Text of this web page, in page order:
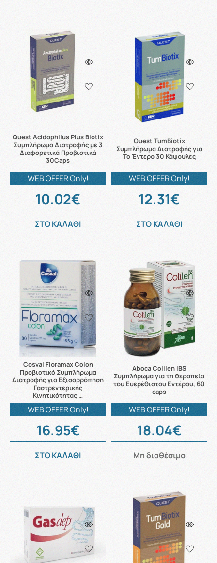
Quest Acidophilus Plus Biotix
Συμπλήρωμα Διατροφής με 3
Διαφορετικά Προβιοτικά
30Caps
WEB OFFER Only!
10.02€
ΣΤΟ ΚΑΛΑΘΙ
Quest TumBiotix
Συμπλήρωμα Διατροφής για
Το Έντερο 30 Κάψουλες
WEB OFFER Only!
12.31€
ΣΤΟ ΚΑΛΑΘΙ
Cosval Floramax Colon
Προβιοτικό Συμπλήρωμα
Διατροφής για Εξισορρόπηση
Γαστρεντερικής
Κινητικότητας …
WEB OFFER Only!
16.95€
ΣΤΟ ΚΑΛΑΘΙ
Aboca Colilen IBS
Συμπλήρωμα για τη θεραπεία
του Ευερέθιστου Εντέρου, 60
caps
WEB OFFER Only!
18.04€
Μη διαθέσιμο